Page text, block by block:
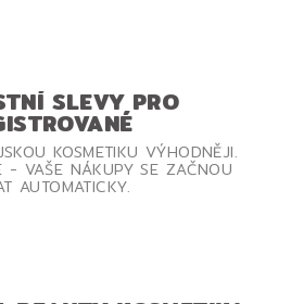
SLEVY PRO
KOSMETIKU VÝHODNĚJI.
- VAŠE NÁKUPY SE ZAČNOU
AUTOMATICKY.